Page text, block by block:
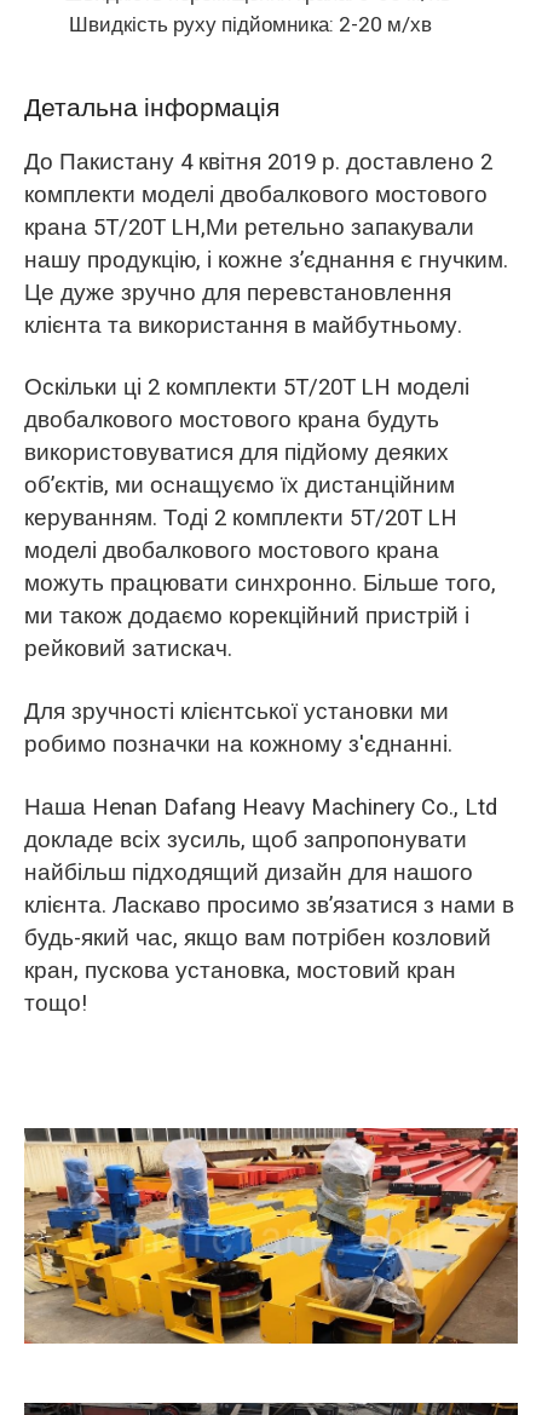
Швидкість руху підйомника: 2-20 м/хв
Детальна інформація
До Пакистану 4 квітня 2019 р. доставлено 2
комплекти моделі двобалкового мостового
крана 5T/20T LH,Ми ретельно запакували
нашу продукцію, і кожне з’єднання є гнучким.
Це дуже зручно для перевстановлення
клієнта та використання в майбутньому.
Оскільки ці 2 комплекти 5T/20T LH моделі
двобалкового мостового крана будуть
використовуватися для підйому деяких
об’єктів, ми оснащуємо їх дистанційним
керуванням. Тоді 2 комплекти 5T/20T LH
моделі двобалкового мостового крана
можуть працювати синхронно. Більше того,
ми також додаємо корекційний пристрій і
рейковий затискач.
Для зручності клієнтської установки ми
робимо позначки на кожному з'єднанні.
Наша Henan Dafang Heavy Machinery Co., Ltd
докладе всіх зусиль, щоб запропонувати
найбільш підходящий дизайн для нашого
клієнта. Ласкаво просимо зв’язатися з нами в
будь-який час, якщо вам потрібен козловий
кран, пускова установка, мостовий кран
тощо!